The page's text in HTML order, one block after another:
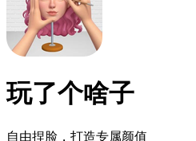
玩了个啥子
自由捏脸，打造专属颜值